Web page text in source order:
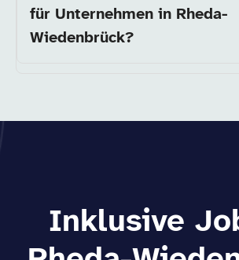
für Unternehmen in Rheda-
Wiedenbrück?
Inklusive